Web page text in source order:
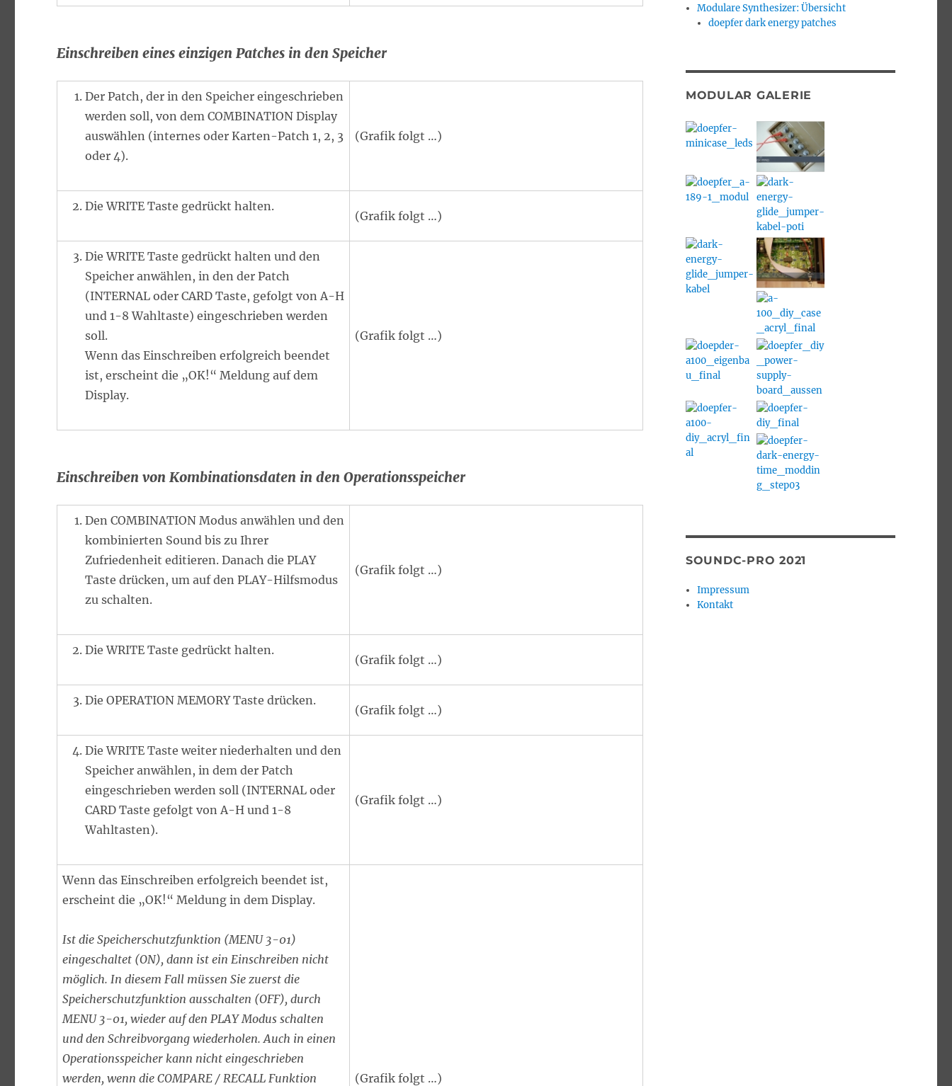
Einschreiben eines einzigen Patches in den Speicher
Der Patch, der in den Speicher eingeschrieben
werden soll, von dem COMBINATION Display
auswählen (internes oder Karten-Patch 1, 2, 3
oder 4).
(Grafik folgt …)
Die WRITE Taste gedrückt halten.
(Grafik folgt …)
Die WRITE Taste gedrückt halten und den
Speicher anwählen, in den der Patch
(INTERNAL oder CARD Taste, gefolgt von A-H
und 1-8 Wahltaste) eingeschrieben werden
soll.
Wenn das Einschreiben erfolgreich beendet
ist, erscheint die „OK!“ Meldung auf dem
Display.
(Grafik folgt …)
Einschreiben von Kombinationsdaten in den Operationsspeicher
Den COMBINATION Modus anwählen und den
kombinierten Sound bis zu Ihrer
Zufriedenheit editieren. Danach die PLAY
Taste drücken, um auf den PLAY-Hilfsmodus
zu schalten.
(Grafik folgt …)
Die WRITE Taste gedrückt halten.
(Grafik folgt …)
Die OPERATION MEMORY Taste drücken.
(Grafik folgt …)
Die WRITE Taste weiter niederhalten und den
Speicher anwählen, in dem der Patch
eingeschrieben werden soll (INTERNAL oder
CARD Taste gefolgt von A-H und 1-8
Wahltasten).
(Grafik folgt …)
Wenn das Einschreiben erfolgreich beendet ist,
erscheint die „OK!“ Meldung in dem Display.
Ist die Speicherschutzfunktion (MENU 3-01)
eingeschaltet (ON), dann ist ein Einschreiben nicht
möglich. In diesem Fall müssen Sie zuerst die
Speicherschutzfunktion ausschalten (OFF), durch
MENU 3-01, wieder auf den PLAY Modus schalten
und den Schreibvorgang wiederholen. Auch in einen
Operationsspeicher kann nicht eingeschrieben
werden, wenn die COMPARE / RECALL Funktion
(Grafik folgt …)
Modulare Synthesizer: Übersicht
doepfer dark energy patches
MODULAR GALERIE
SOUNDC-PRO 2021
Impressum
Kontakt